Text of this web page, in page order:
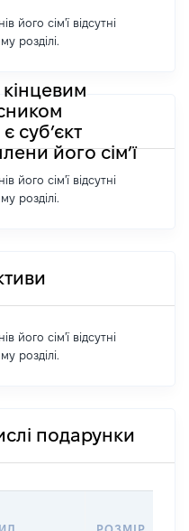
його сім'ї відсутні
розділі.
суб’єкт
його сім’ї
його сім'ї відсутні
розділі.
його сім'ї відсутні
розділі.
подарунки